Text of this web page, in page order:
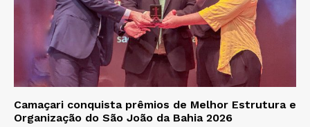
Camaçari conquista prêmios de Melhor Estrutura e
Organização do São João da Bahia 2026